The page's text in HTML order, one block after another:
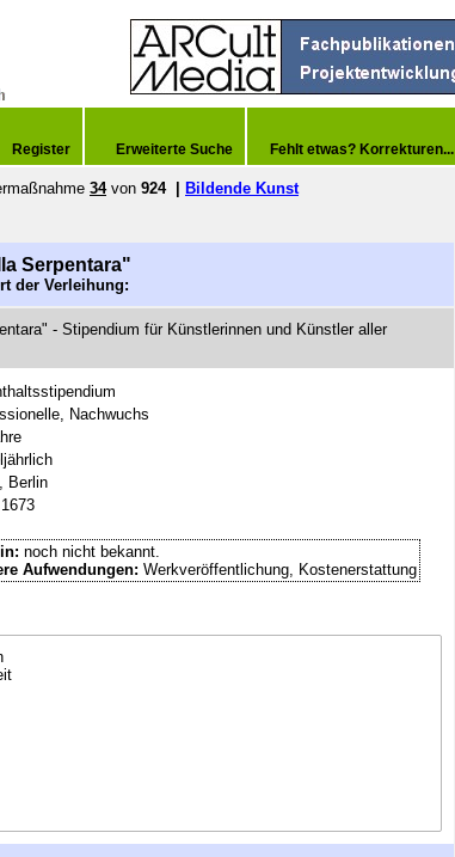
Register Erweiterte Suche Fehlt etwas? Korrekturen...
34von 924 Bildende Kunst
Serpentara"
der Verleihung:
- Stipendium für Künstlerinnen und Künstler aller
Nachwuchs
Berlin
noch nicht bekannt.
Aufwendungen: Werkveröffentlichung, Kostenerstattung